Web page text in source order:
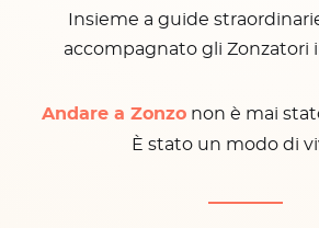
Insieme a guide
accompagnato gli Zonzatori
Andare a Zonzonon è mai
È stato un modo di